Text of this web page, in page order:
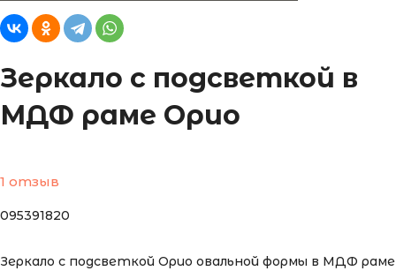
Зеркало с подсветкой в
МДФ раме Орио
1 отзыв
095391820
Зеркало с подсветкой Орио овальной формы в МДФ раме